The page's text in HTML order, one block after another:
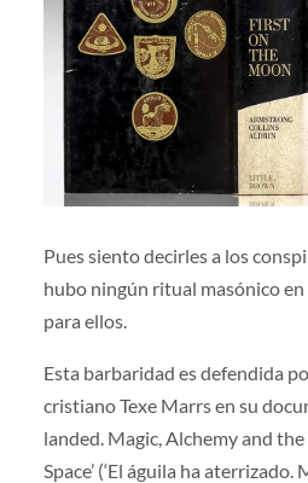
Pues siento decirles a los
hubo ningún ritual masónico en
para ellos.
Esta barbaridad es defendida
cristiano Texe Marrs en su
landed. Magic, Alchemy and
Space’ (‘El águila ha aterrizado.